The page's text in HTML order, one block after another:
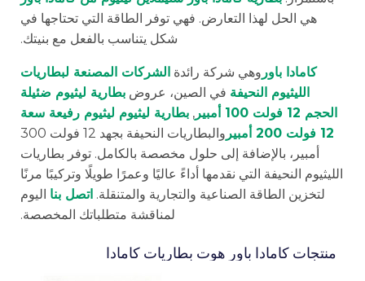
هي الحل لهذا التعارض. فهي توفر الطاقة التي تحتاجها في
شكل يتناسب بالفعل مع بنيتك.
كامادا باور وهي شركة رائدة الشركات المصنعة لبطاريات
الليثيوم النحيفة في الصين، عروض بطارية ليثيوم ضئيلة
الحجم 12 فولت 100 أمبير
, بطارية ليثيوم ليثيوم رفيعة سعة
12 فولت 200 أمبير
والبطاريات النحيفة بجهد 12 فولت 300
أمبير، بالإضافة إلى حلول مخصصة بالكامل. توفر بطاريات
الليثيوم النحيفة التي نقدمها أداءً عاليًا وعمرًا طويلًا وتركيبًا مرنًا
لتخزين الطاقة الصناعية والتجارية والمتنقلة. اتصل بنا اليوم
لمناقشة متطلباتك المخصصة.
منتجات كامادا باور هوت بطاريات كامادا